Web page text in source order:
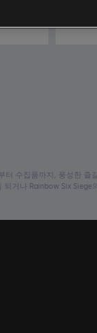
수집품까지, 풍성한 즐
거나 Rainbow Six Siege